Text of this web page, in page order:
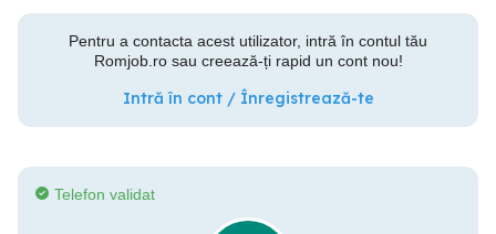
Pentru a contacta acest utilizator, intră în contul tău
Romjob.ro sau creează-ți rapid un cont nou!
Intră în cont / Înregistrează-te
Telefon validat